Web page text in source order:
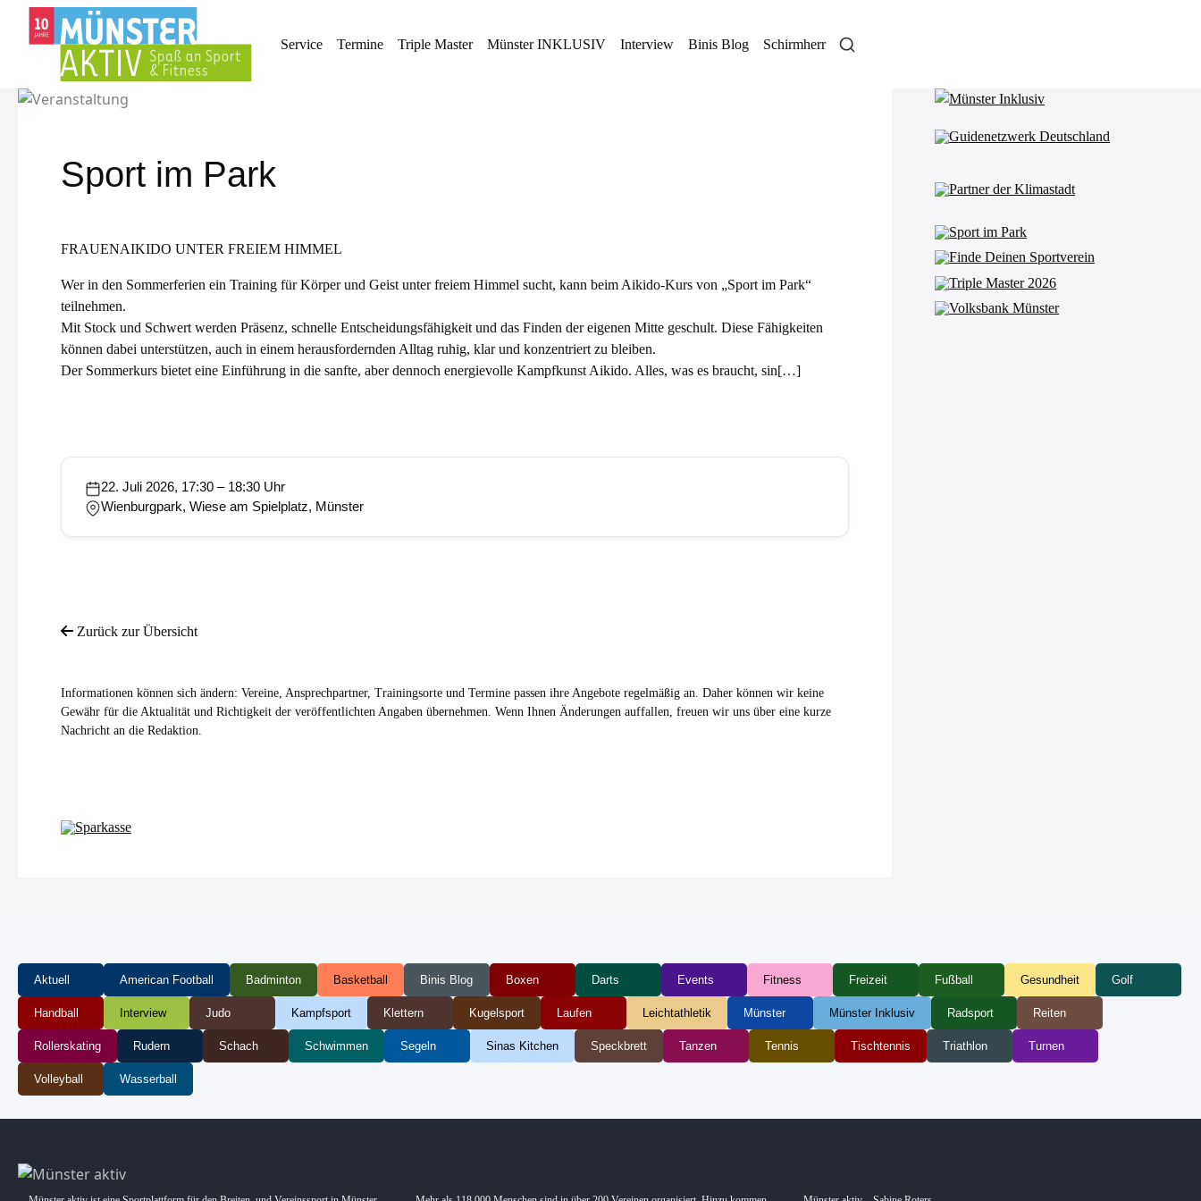
Service Termine Triple Master Münster INKLUSIV Interview Binis Blog Schirmherr
Sport im Park
FRAUENAIKIDO UNTER FREIEM HIMMEL
Wer in den Sommerferien ein Training für Körper und Geist unter freiem Himmel sucht, kann beim Aikido-Kurs von „Sport im Park“
teilnehmen.
Mit Stock und Schwert werden Präsenz, schnelle Entscheidungsfähigkeit und das Finden der eigenen Mitte geschult. Diese Fähigkeiten
können dabei unterstützen, auch in einem herausfordernden Alltag ruhig, klar und konzentriert zu bleiben.
Der Sommerkurs bietet eine Einführung in die sanfte, aber dennoch energievolle Kampfkunst Aikido. Alles, was es braucht, sin[…]
22. Juli 2026, 17:30 – 18:30 Uhr
Wienburgpark, Wiese am Spielplatz, Münster
Zurück zur Übersicht
Informationen können sich ändern: Vereine, Ansprechpartner, Trainingsorte und Termine passen ihre Angebote regelmäßig an. Daher können wir keine
Gewähr für die Aktualität und Richtigkeit der veröffentlichten Angaben übernehmen. Wenn Ihnen Änderungen auffallen, freuen wir uns über eine kurze
Nachricht an die Redaktion.
Aktuell American Football Badminton Basketball Binis Blog Boxen Darts Events Fitness Freizeit Fußball Gesundheit Golf
Handball Interview Judo Kampfsport Klettern Kugelsport Laufen Leichtathletik Münster Münster Inklusiv Radsport Reiten
Rollerskating Rudern Schach Schwimmen Segeln Sinas Kitchen Speckbrett Tanzen Tennis Tischtennis Triathlon Turnen
Volleyball Wasserball